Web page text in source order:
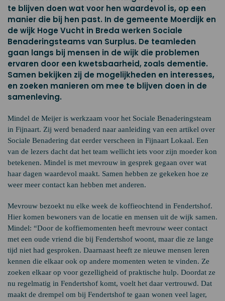
te blijven doen wat voor hen waardevol is, op een
manier die bij hen past. In de gemeente Moerdijk en
de wijk Hoge Vucht in Breda werken Sociale
Benaderingsteams van Surplus. De teamleden
gaan langs bij mensen in de wijk die problemen
ervaren door een kwetsbaarheid, zoals dementie.
Samen bekijken zij de mogelijkheden en interesses,
en zoeken manieren om mee te blijven doen in de
samenleving.
Mindel de Meijer is werkzaam voor het Sociale Benaderingsteam
in Fijnaart. Zij werd benaderd naar aanleiding van een artikel over
Sociale Benadering dat eerder verscheen in Fijnaart Lokaal. Een
van de lezers dacht dat het team wellicht iets voor zijn moeder kon
betekenen. Mindel is met mevrouw in gesprek gegaan over wat
haar dagen waardevol maakt. Samen hebben ze gekeken hoe ze
weer meer contact kan hebben met anderen.
Mevrouw bezoekt nu elke week de koffieochtend in Fendertshof.
Hier komen bewoners van de locatie en mensen uit de wijk samen.
Mindel: “Door de koffiemomenten heeft mevrouw weer contact
met een oude vriend die bij Fendertshof woont, maar die ze lange
tijd niet had gesproken. Daarnaast heeft ze nieuwe mensen leren
kennen die elkaar ook op andere momenten weten te vinden. Ze
zoeken elkaar op voor gezelligheid of praktische hulp. Doordat ze
nu regelmatig in Fendertshof komt, voelt het daar vertrouwd. Dat
maakt de drempel om bij Fendertshof te gaan wonen veel lager,